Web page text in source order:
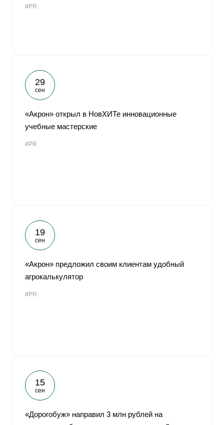
#PR
29
сен
«Акрон» открыл в НовХИТе инновационные
учебные мастерские
#PR
19
сен
«Акрон» предложил своим клиентам удобный
агрокалькулятор
#PR
15
сен
«Дорогобуж» направил 3 млн рублей на